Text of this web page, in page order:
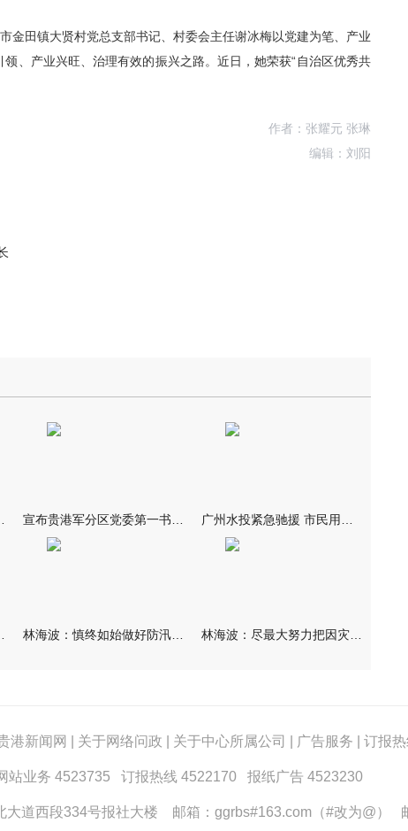
金田镇大贤村党总支部书记、村委会主任谢冰梅以党建为笔、产业
、产业兴旺、治理有效的振兴之路。近日，她荣获“自治区优秀共
作者：张耀元 张琳
编辑：刘阳
港新闻网 关于网络问政 关于中心所属公司 广告服务 订报
站业务 4523735 订报热线 4522170 报纸广告 4523230
大道西段334号报社大楼 邮箱：ggrbs#163.com（#改为@）